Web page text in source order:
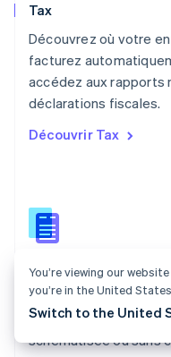
Tax
Découvrez où votre
facturez
accédez aux
déclarations fiscales.
Découvrir Tax
Documentation Tax
Automatisez la
vente sur toutes vos
schématisée ou sans
Nouvelle-Zélande
Pays-Bas
NederlandsEnglish
Pologne
Portugal
République tchèque
English
English
Royaume-Uni
English
English简体中文
You’re viewing our
you’re in the United States.
Switch to the United